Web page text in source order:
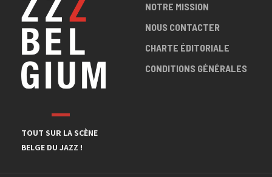
TOUT SUR LA SCÈNE
BELGE DU JAZZ !
NOTRE MISSION
NOUS CONTACTER
CHARTE ÉDITORIALE
CONDITIONS GÉNÉRALES